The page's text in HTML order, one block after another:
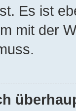
Es ist
mit der